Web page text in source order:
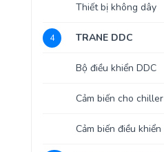
Thiết bị không dây
4 TRANE DDC
Bộ điều khiển DDC
Cảm biến cho chiller
Cảm biến điều khiển